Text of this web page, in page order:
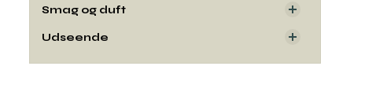
Smag og duft
Udseende